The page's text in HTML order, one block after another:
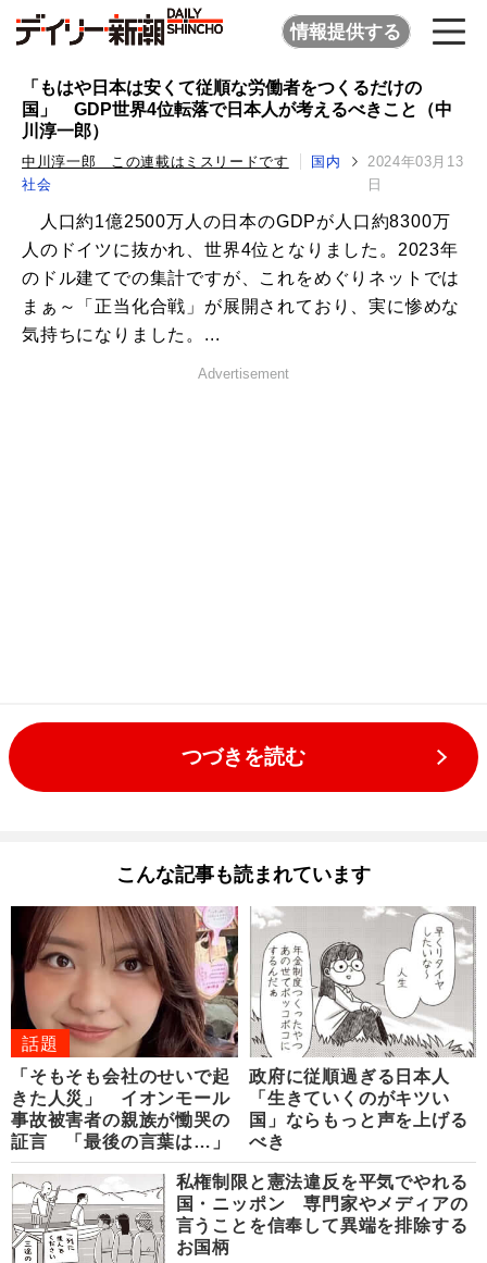
情報提供する
「もはや日本は安くて従順な労働者をつくるだけの
国」 GDP世界4位転落で日本人が考えるべきこと（中
川淳一郎）
中川淳一郎 この連載はミスリードです
国内
社会
2024年03月13
日
人口約1億2500万人の日本のGDPが人口約8300万
人のドイツに抜かれ、世界4位となりました。2023年
のドル建てでの集計ですが、これをめぐりネットでは
まぁ～「正当化合戦」が展開されており、実に惨めな
気持ちになりました。...
Advertisement
つづきを読む
こんな記事も読まれています
話題
「そもそも会社のせいで起
きた人災」 イオンモール
事故被害者の親族が慟哭の
証言 「最後の言葉は…」
政府に従順過ぎる日本人
「生きていくのがキツい
国」ならもっと声を上げる
べき
私権制限と憲法違反を平気でやれる
国・ニッポン 専門家やメディアの
言うことを信奉して異端を排除する
お国柄